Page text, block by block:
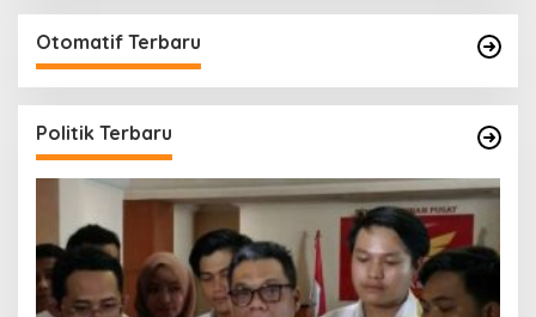
Otomatif Terbaru
Politik Terbaru